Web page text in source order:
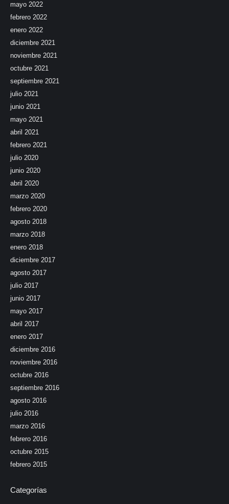
mayo 2022
febrero 2022
enero 2022
diciembre 2021
noviembre 2021
octubre 2021
septiembre 2021
julio 2021
junio 2021
mayo 2021
abril 2021
febrero 2021
julio 2020
junio 2020
abril 2020
marzo 2020
febrero 2020
agosto 2018
marzo 2018
enero 2018
diciembre 2017
agosto 2017
julio 2017
junio 2017
mayo 2017
abril 2017
enero 2017
diciembre 2016
noviembre 2016
octubre 2016
septiembre 2016
agosto 2016
julio 2016
marzo 2016
febrero 2016
octubre 2015
febrero 2015
Categorías